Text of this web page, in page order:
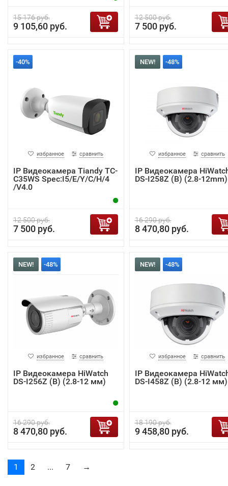
15 176 руб.
9 105,60 руб.
12 500 руб.
7 500 руб.
-40%
избранное сравнить
IP Видеокамера Tiandy TC-
C35WS Spec:I5/E/Y/C/H/4
/V4.0
12 500 руб.
7 500 руб.
NEW! -48%
избранное сравнить
IP Видеокамера
DS-I258Z (B) (2.8-12mm)
16 290 руб.
8 470,80 руб.
NEW! -48%
избранное сравнить
IP Видеокамера HiWatch
DS-I256Z (B) (2.8-12 мм)
16 290 руб.
8 470,80 руб.
NEW! -48%
избранное сравнить
IP Видеокамера
DS-I458Z (B) (2.8-12 мм)
18 190 руб.
9 458,80 руб.
1 2 ... 7 →